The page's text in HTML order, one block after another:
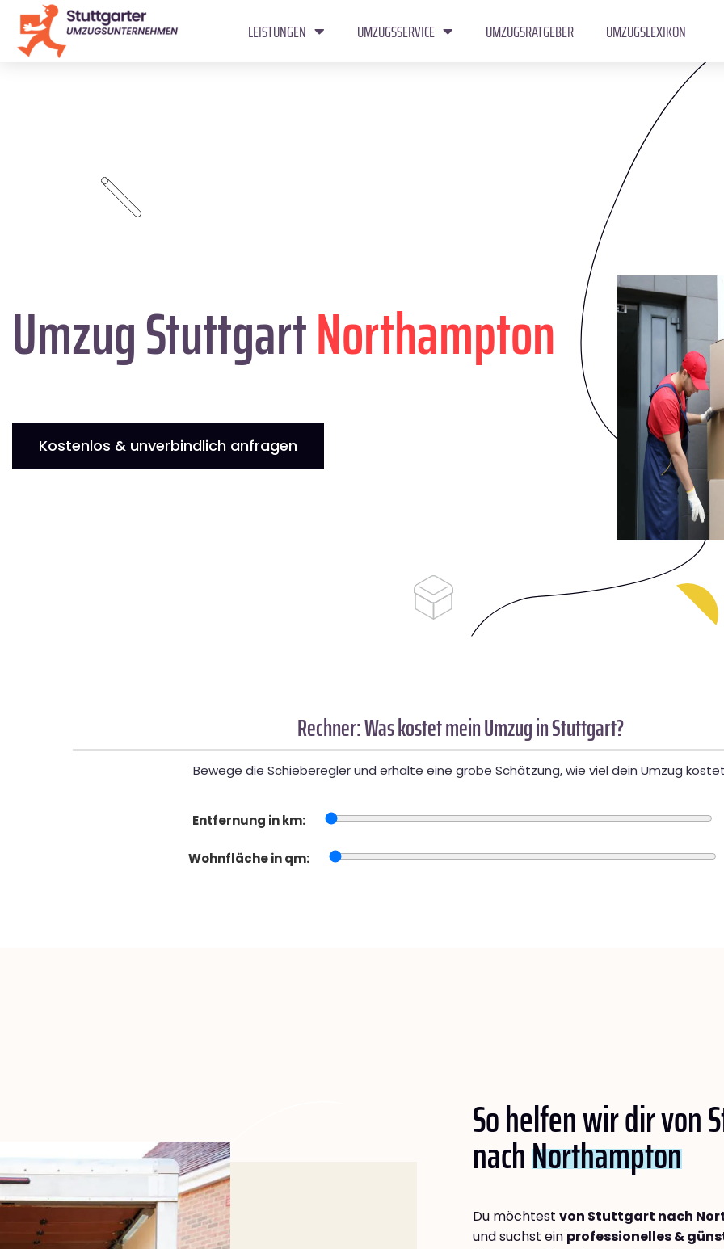
LEISTUNGEN UMZUGSSERVICE UMZUGSRATGEBER UMZUGSLEXIKON
Umzug StuttgartNorthampton
Kostenlos & unverbindlich anfragen
Rechner: Was kostet mein Umzug in Stuttgart?
Bewege die Schieberegler und erhalte eine grobe Schätzung, wie viel dein Umzug
Entfernung in km:
Wohnfläche in qm:
So helfen wir dir von
nachNorthampton
Du möchtest von Stuttgart nach
und suchst ein professionelles &